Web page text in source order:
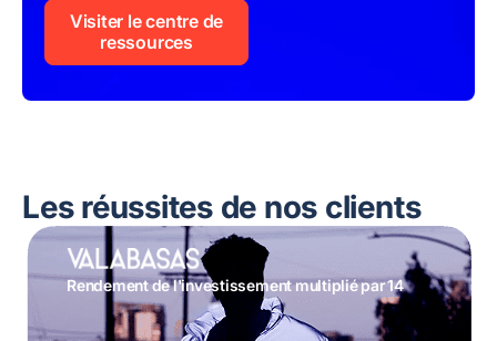
Visiter le centre de
ressources
Les réussites de nos clients
Rendement de l'investissement multiplié par 14